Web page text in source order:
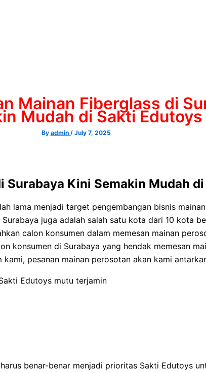
Mainan Fiberglass di
Mudah di Sakti Edutoys
By admin / July 7, 2025
Kini Semakin Mudah
lama menjadi target pengembangan bisnis
juga adalah salah satu kota dari 10 kota
calon konsumen dalam memesan mainan
konsumen di Surabaya yang hendak memesan
pesanan mainan perosotan akan kami
benar-benar menjadi prioritas Sakti Edutoys